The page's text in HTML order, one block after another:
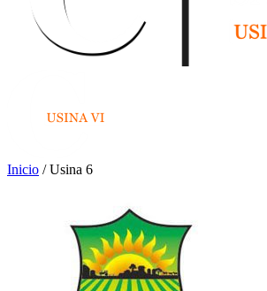
Inicio /Usina 6